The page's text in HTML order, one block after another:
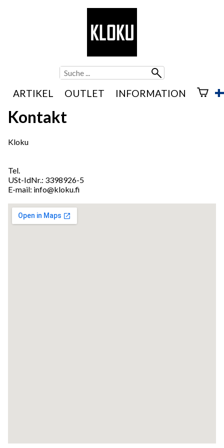
ARTIKEL OUTLET INFORMATION
Kontakt
Kloku
Tel.
USt-IdNr.: 3398926-5
E-mail: info@kloku.fi